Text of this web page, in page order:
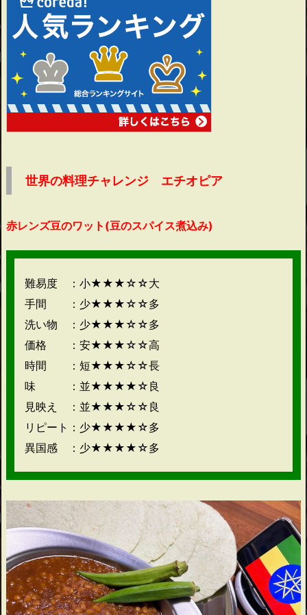
世界の料理チャレンジ エチオピア
赤レンズ豆のワット(豆のスパイス煮込み)
難易度 ：小★★★☆☆大
手間 ：少★★★☆☆多
洗い物 ：少★★★☆☆多
価格 ：安★★★☆☆高
時間 ：短★★★☆☆長
味 ：並★★★★☆良
見映え ：並★★★☆☆良
リピート：少★★★★☆多
異国感 ：少★★★★☆多